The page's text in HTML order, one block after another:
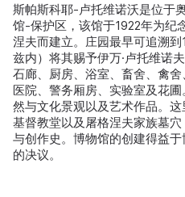
斯帕斯科耶-卢托维诺沃是位于
馆-保护区，该馆于1922年为纪
涅夫而建立。庄园最早可追溯
兹内）将其赐予伊万·卢托维诺
石廊、厨房、浴室、畜舍、禽舍
医院、警务厢房、实验室及花
然与文化景观以及艺术作品。
基督教堂以及屠格涅夫家族墓
与创作史。博物馆的创建得益
的决议。